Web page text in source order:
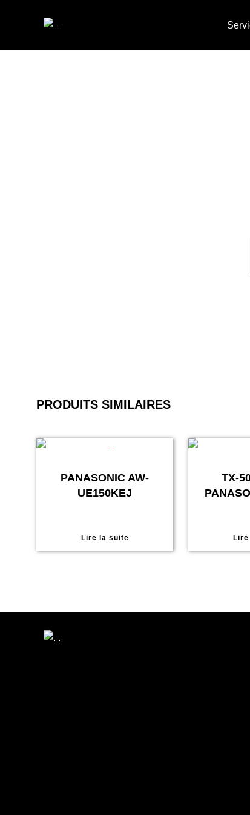
PRODUITS SIMILAIRES
PANASONIC AW-
UE150KEJ
Lire la suite
TX-